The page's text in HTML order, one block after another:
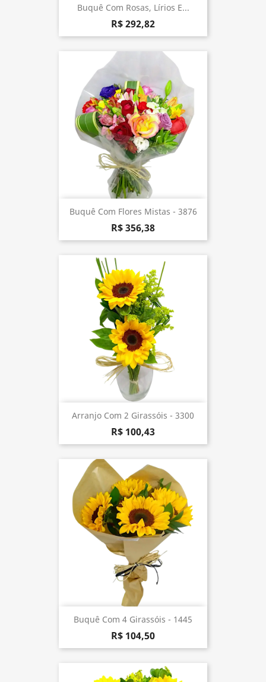
Buquê Com Rosas, Lírios E...
R$ 292,82
Buquê Com Flores Mistas - 3876
R$ 356,38
Arranjo Com 2 Girassóis - 3300
R$ 100,43
Buquê Com 4 Girassóis - 1445
R$ 104,50